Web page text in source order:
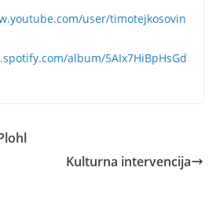
user/timotejkosovin
album/5AIx7HiBpHsGd
Kulturna intervencija